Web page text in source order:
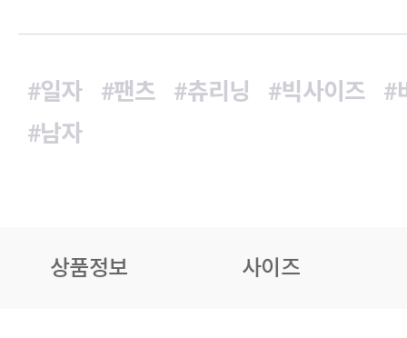
#일자 #팬츠 #츄리닝 #빅사이즈
#
#남자
상품정보 사이즈